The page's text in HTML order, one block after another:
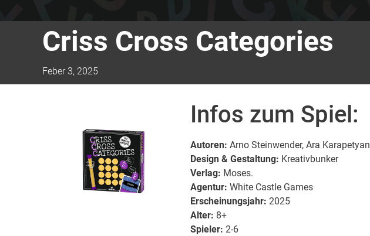
Criss Cross Categories
Feber 3, 2025
Infos zum Spiel:
Autoren: Arno Steinwender, Ara Karapetyan
Design & Gestaltung: Kreativbunker
Verlag: Moses.
Agentur:White Castle Games
Erscheinungsjahr: 2025
Alter: 8+
Spieler: 2-6